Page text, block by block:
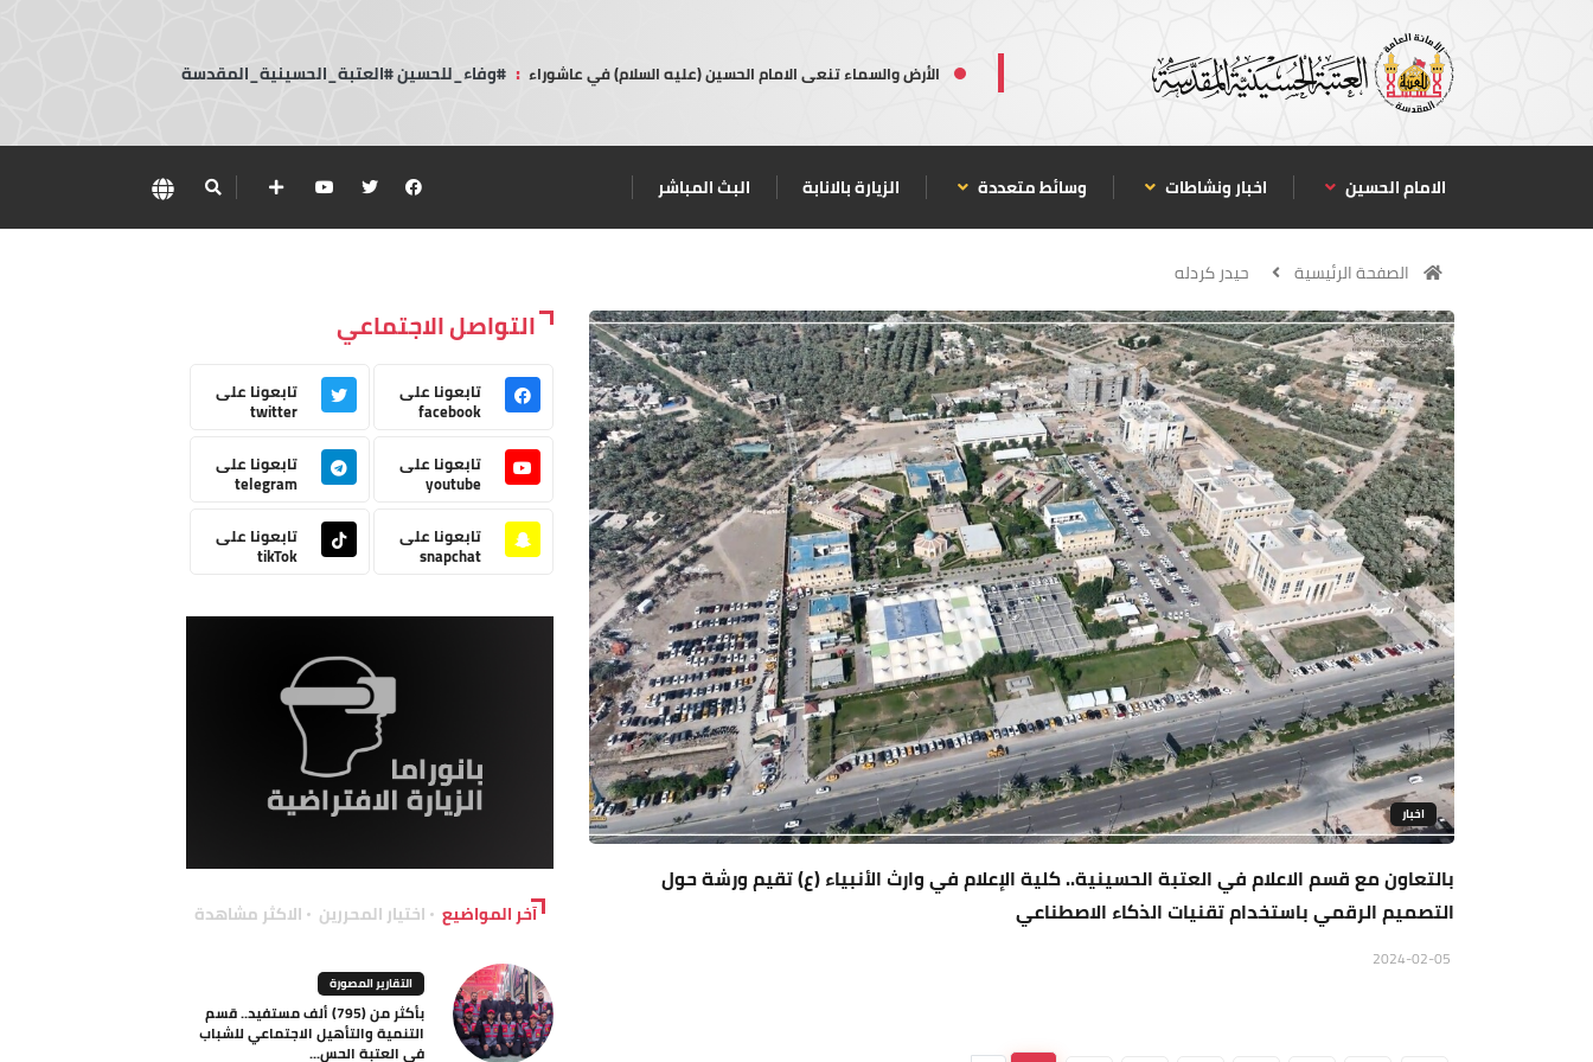
الأرض والسماء تنعى الامام الحسين (عليه السلام) في عاشوراء : #وفاء_للحسين #العتبة_الحسينية_المقدسة
الامام الحسين اخبار ونشاطات وسائط متعددة الزيارة بالانابة البث المباشر
الصفحة الرئيسية حيدر كردله
اخبار
بالتعاون مع قسم الاعلام في العتبة الحسينية.. كلية الإعلام في وارث الأنبياء (ع) تقيم ورشة حول
التصميم الرقمي باستخدام تقنيات الذكاء الاصطناعي
التواصل الاجتماعي
تابعونا على
facebook
تابعونا على
twitter
تابعونا على
youtube
تابعونا على
telegram
تابعونا على
snapchat
تابعونا على
tikTok
آخر المواضيع اختيار المحررين الاكثر مشاهدة
التقارير المصورة
بأكثر من (795) ألف مستفيد.. قسم
التنمية والتأهيل الاجتماعي للشباب
في العتبة الحس...